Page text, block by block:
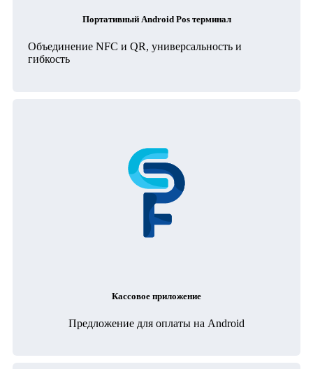
Портативный Android Pos терминал
Объединение NFC и QR, универсальность и
гибкость
Кассовое приложение
Предложение для оплаты на Android